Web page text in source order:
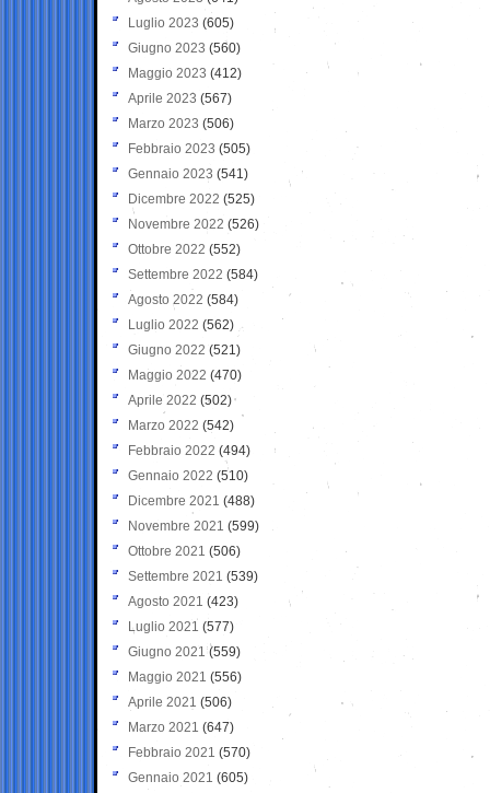
Luglio 2023 (605)
Giugno 2023 (560)
Maggio 2023 (412)
Aprile 2023 (567)
Marzo 2023 (506)
Febbraio 2023 (505)
Gennaio 2023 (541)
Dicembre 2022 (525)
Novembre 2022 (526)
Ottobre 2022 (552)
Settembre 2022 (584)
Agosto 2022 (584)
Luglio 2022 (562)
Giugno 2022 (521)
Maggio 2022 (470)
Aprile 2022 (502)
Marzo 2022 (542)
Febbraio 2022 (494)
Gennaio 2022 (510)
Dicembre 2021 (488)
Novembre 2021 (599)
Ottobre 2021 (506)
Settembre 2021 (539)
Agosto 2021 (423)
Luglio 2021 (577)
Giugno 2021(559)
Maggio 2021 (556)
Aprile 2021 (506)
Marzo 2021 (647)
Febbraio 2021 (570)
Gennaio 2021 (605)